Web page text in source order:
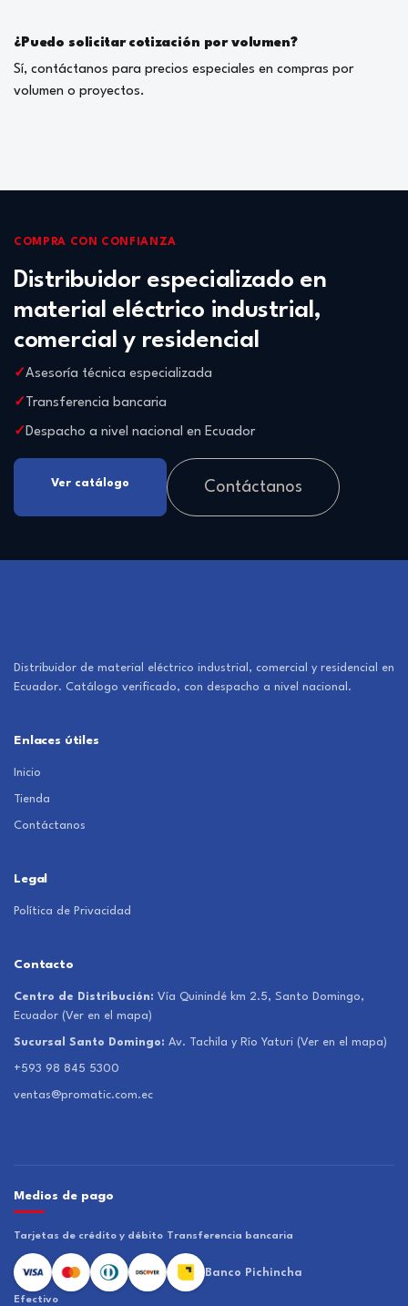
¿Puedo solicitar cotización por volumen?
Sí, contáctanos para precios especiales en compras por
volumen o proyectos.
COMPRA CON CONFIANZA
Distribuidor especializado en
material eléctrico industrial,
comercial y residencial
Asesoría técnica especializada
Transferencia bancaria
Despacho a nivel nacional en Ecuador
Ver catálogo Contáctanos
Distribuidor de material eléctrico industrial, comercial y residencial en
Ecuador. Catálogo verificado, con despacho a nivel nacional.
Enlaces útiles
Inicio
Tienda
Contáctanos
Legal
Política de Privacidad
Contacto
Centro de Distribución: Vía Quinindé km 2.5, Santo Domingo,
Ecuador (Ver en el mapa)
Sucursal Santo Domingo: Av. Tachila y Río Yaturi (Ver en el mapa)
+593 98 845 5300
ventas@promatic.com.ec
Medios de pago
Tarjetas de crédito y débito Transferencia bancaria
Banco Pichincha
Efectivo